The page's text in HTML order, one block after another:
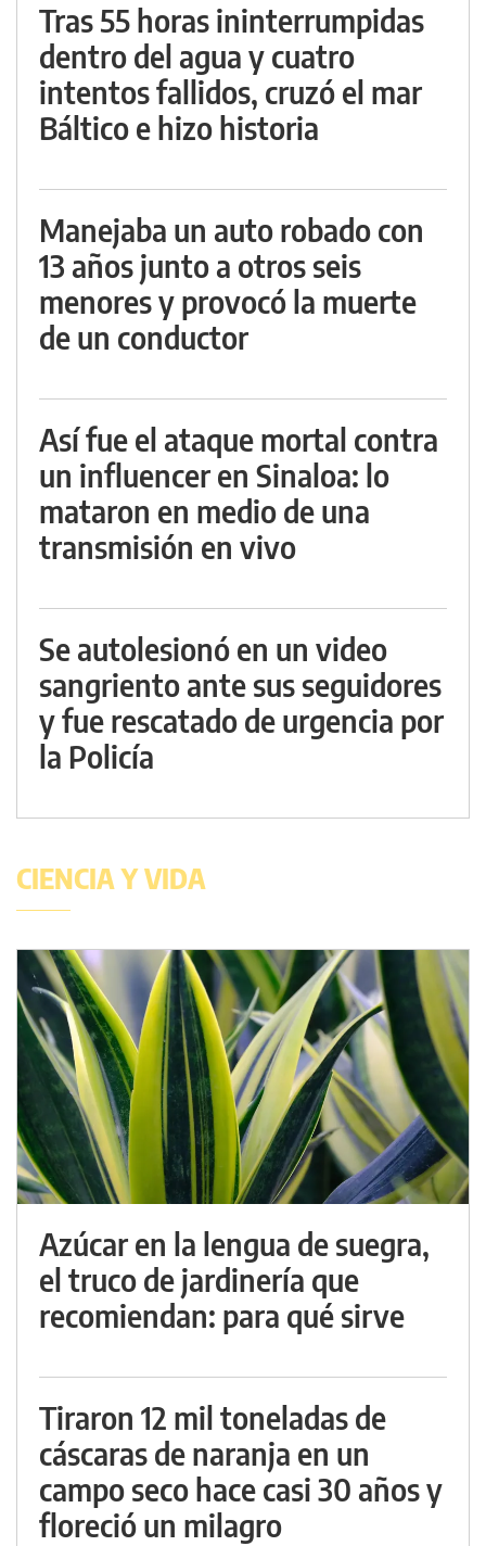
Tras 55 horas ininterrumpidas
dentro del agua y cuatro
intentos fallidos, cruzó el mar
Báltico e hizo historia
Manejaba un auto robado con
13 años junto a otros seis
menores y provocó la muerte
de un conductor
Así fue el ataque mortal contra
un influencer en Sinaloa: lo
mataron en medio de una
transmisión en vivo
Se autolesionó en un video
sangriento ante sus seguidores
y fue rescatado de urgencia por
la Policía
CIENCIA Y VIDA
Azúcar en la lengua de suegra,
el truco de jardinería que
recomiendan: para qué sirve
Tiraron 12 mil toneladas de
cáscaras de naranja en un
campo seco hace casi 30 años y
floreció un milagro